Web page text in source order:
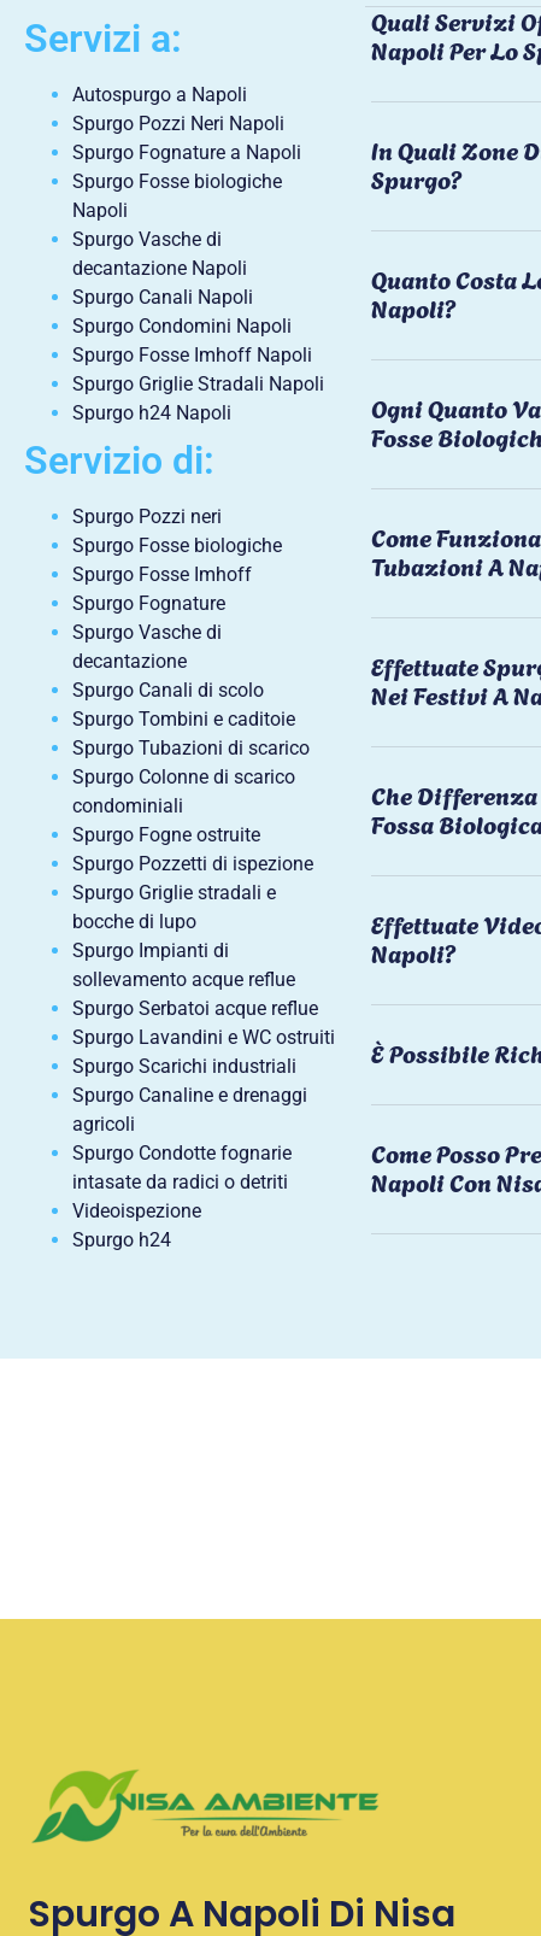
Servizi a:
Autospurgo a Napoli
Spurgo Pozzi Neri Napoli
Spurgo Fognature a Napoli
Spurgo Fosse biologiche
Napoli
Spurgo Vasche di
decantazione Napoli
Spurgo Canali Napoli
Spurgo Condomini Napoli
Spurgo Fosse Imhoff Napoli
Spurgo Griglie Stradali Napoli
Spurgo h24 Napoli
Servizio di:
Spurgo Pozzi neri
Spurgo Fosse biologiche
Spurgo Fosse Imhoff
Spurgo Fognature
Spurgo Vasche di
decantazione
Spurgo Canali di scolo
Spurgo Tombini e caditoie
Spurgo Tubazioni di scarico
Spurgo Colonne di scarico
condominiali
Spurgo Fogne ostruite
Spurgo Pozzetti di ispezione
Spurgo Griglie stradali e
bocche di lupo
Spurgo Impianti di
sollevamento acque reflue
Spurgo Serbatoi acque reflue
Spurgo Lavandini e WC ostruiti
Spurgo Scarichi industriali
Spurgo Canaline e drenaggi
agricoli
Spurgo Condotte fognarie
intasate da radici o detriti
Videoispezione
Spurgo h24
Quali Servizi
Napoli Per Lo
In Quali Zone
Spurgo?
Quanto Costa
Napoli?
Ogni Quanto
Fosse
Come
Tubazioni A
Effettuate
Nei Festivi A
Che Differenza
Fossa
Effettuate
Napoli?
È Possibile
Come Posso
Napoli Con
Spurgo A Napoli Di Nisa